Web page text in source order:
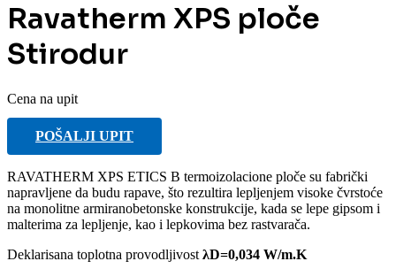
Ravatherm XPS ploče
Stirodur
Cena na upit
POŠALJI UPIT
RAVATHERM XPS ETICS B termoizolacione ploče su fabrički
napravljene da budu rapave, što rezultira lepljenjem visoke čvrstoće
na monolitne armiranobetonske konstrukcije, kada se lepe gipsom i
malterima za lepljenje, kao i lepkovima bez rastvarača.
Deklarisana toplotna provodljivost λD=0,034 W/m.K